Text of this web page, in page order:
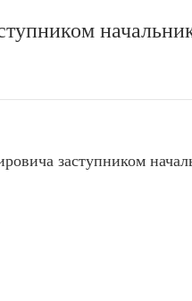
заступником